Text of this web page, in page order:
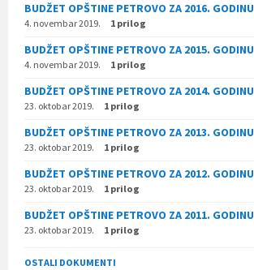
BUDŽET OPŠTINE PETROVO ZA 2016. GODINU
4. novembar 2019. 1 prilog
BUDŽET OPŠTINE PETROVO ZA 2015. GODINU
4. novembar 2019. 1 prilog
BUDŽET OPŠTINE PETROVO ZA 2014. GODINU
23. oktobar 2019. 1 prilog
BUDŽET OPŠTINE PETROVO ZA 2013. GODINU
23. oktobar 2019. 1 prilog
BUDŽET OPŠTINE PETROVO ZA 2012. GODINU
23. oktobar 2019. 1 prilog
BUDŽET OPŠTINE PETROVO ZA 2011. GODINU
23. oktobar 2019. 1 prilog
OSTALI DOKUMENTI